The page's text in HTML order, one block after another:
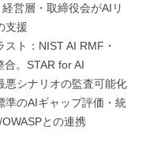
営層・取締役会がAIリ
支援
ト：NIST AI RMF・
合。STAR for AI
悪シナリオの監査可能化
準のAIギャップ評価・統
との連携